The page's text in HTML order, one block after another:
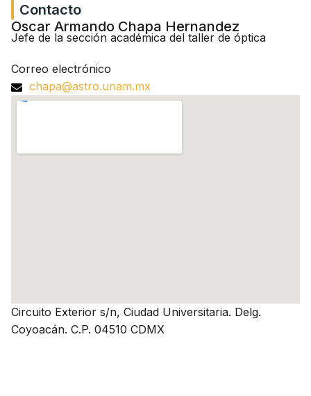
Contacto
Oscar Armando Chapa Hernandez
Jefe de la sección académica del taller de óptica
Correo electrónico
chapa@astro.unam.mx
Circuito Exterior s/n, Ciudad Universitaria. Delg.
Coyoacán. C.P. 04510 CDMX